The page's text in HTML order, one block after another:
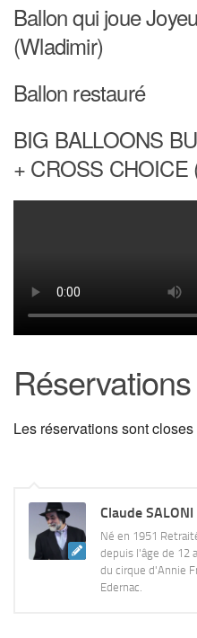
Ballon qui joue
(Wladimir)
Ballon restauré
BIG BALLOONS
+ CROSS CHOICE
Réservations
Les réservations sont
Claude SALONI
Né en 1951
depuis l'âge de 12
du cirque d'Annie
Edernac.